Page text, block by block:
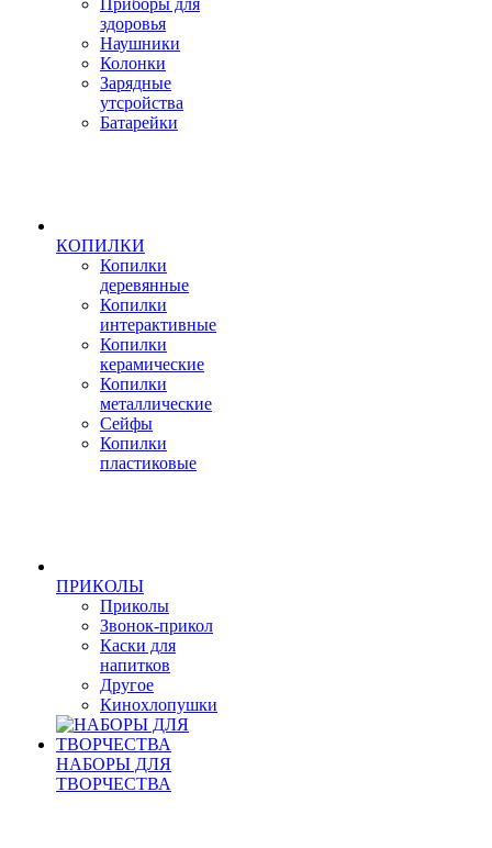
Приборы для
здоровья
Наушники
Колонки
Зарядные
утсройства
Батарейки
КОПИЛКИ
Копилки
деревянные
Копилки
интерактивные
Копилки
керамические
Копилки
металлические
Сейфы
Копилки
пластиковые
ПРИКОЛЫ
Приколы
Звонок-прикол
Каски для
напитков
Другое
Кинохлопушки
НАБОРЫ ДЛЯ
ТВОРЧЕСТВА